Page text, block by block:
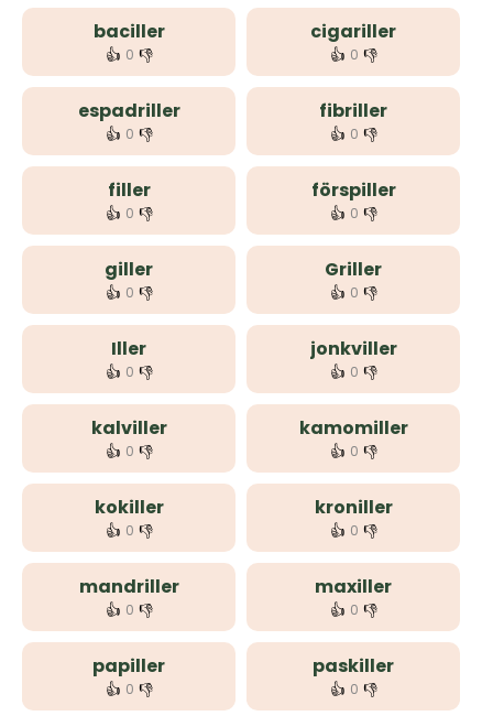
baciller
👍 0 👎
cigariller
👍 0 👎
espadriller
👍 0 👎
fibriller
👍 0 👎
filler
👍 0 👎
förspiller
👍 0 👎
giller
👍 0 👎
Griller
👍 0 👎
Iller
👍 0 👎
jonkviller
👍 0 👎
kalviller
👍 0 👎
kamomiller
👍 0 👎
kokiller
👍 0 👎
kroniller
👍 0 👎
mandriller
👍 0 👎
maxiller
👍 0 👎
papiller
👍 0 👎
paskiller
👍 0 👎